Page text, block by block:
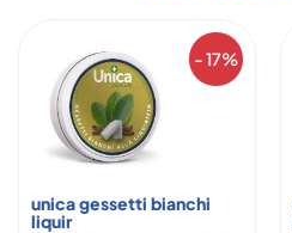
- 17%
unica gessetti bianchi
liquir